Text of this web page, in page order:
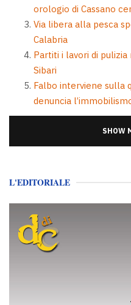
orologio di Cassano
Via libera alla pesca
Calabria
Partiti i lavori di
Sibari
Falbo interviene sulla
denuncia
SHOW
L'EDITORIALE